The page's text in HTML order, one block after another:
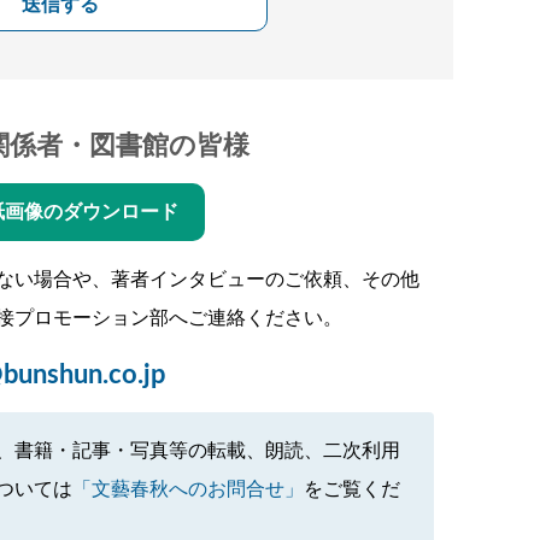
送信する
者・図書館の皆様
画像のダウンロード
い場合や、著者インタビューのご依頼、その他
ロモーション部へご連絡ください。
書籍・記事・写真等の転載、朗読、二次利用
いては 「文藝春秋へのお問合せ」 をご覧くだ